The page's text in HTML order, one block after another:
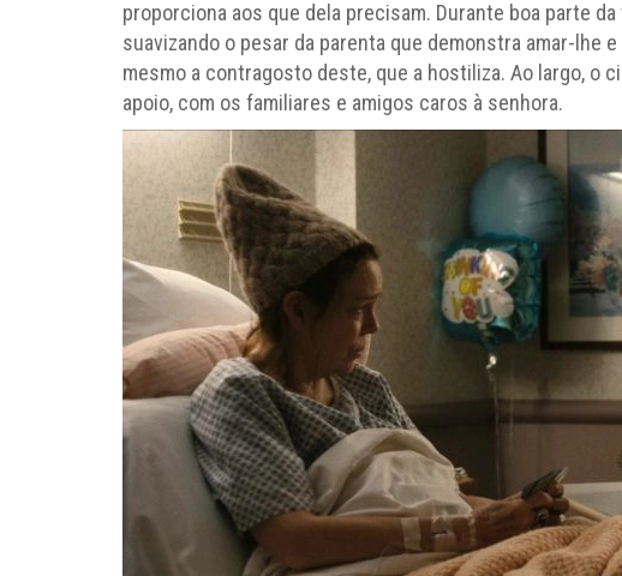
proporciona aos que dela precisam. Durante boa parte
suavizando o pesar da parenta que demonstra amar-lhe
mesmo a contragosto deste, que a hostiliza. Ao largo, o
apoio, com os familiares e amigos caros à senhora.